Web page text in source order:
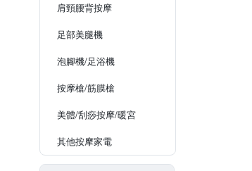
肩頸腰背按摩
足部美腿機
泡腳機/足浴機
按摩槍/筋膜槍
美體/刮痧按摩/暖宮
其他按摩家電